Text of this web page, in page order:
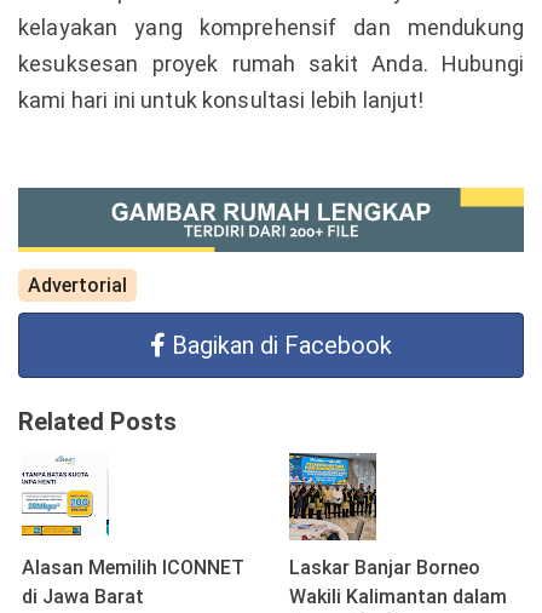
kelayakan yang komprehensif dan mendukung
kesuksesan proyek rumah sakit Anda. Hubungi
kami hari ini untuk konsultasi lebih lanjut!
Advertorial
Bagikan di Facebook
Related Posts
Alasan Memilih ICONNET
di Jawa Barat
Laskar Banjar Borneo
Wakili Kalimantan dalam